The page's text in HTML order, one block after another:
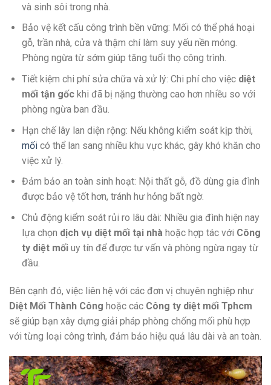
và sinh sôi trong nhà.
Bảo vệ kết cấu công trình bền vững: Mối có thể phá hoại
gỗ, trần nhà, cửa và thậm chí làm suy yếu nền móng.
Phòng ngừa từ sớm giúp tăng tuổi thọ công trình.
Tiết kiệm chi phí sửa chữa và xử lý: Chi phí cho việc diệt
mối tận gốckhi đã bị nặng thường cao hơn nhiều so với
phòng ngừa ban đầu.
Hạn chế lây lan diện rộng: Nếu không kiểm soát kịp thời,
mốicó thể lan sang nhiều khu vực khác, gây khó khăn cho
việc xử lý.
Đảm bảo an toàn sinh hoạt: Nội thất gỗ, đồ dùng gia đình
được bảo vệ tốt hơn, tránh hư hỏng bất ngờ.
Chủ động kiểm soát rủi ro lâu dài: Nhiều gia đình hiện nay
lựa chọn dịch vụ diệt mối tại nhà hoặc hợp tác với Công
ty diệt mốiuy tín để được tư vấn và phòng ngừa ngay từ
đầu.
Bên cạnh đó, việc liên hệ với các đơn vị chuyên nghiệp như
Diệt Mối Thành Công hoặc các Công ty diệt mối Tphcm
sẽ giúp bạn xây dựng giải pháp phòng chống mối phù hợp
với từng loại công trình, đảm bảo hiệu quả lâu dài và an toàn.